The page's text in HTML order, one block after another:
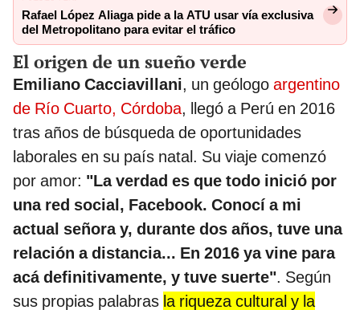
Rafael López Aliaga pide a la ATU usar vía exclusiva
del Metropolitano para evitar el tráfico
El origen de un sueño verde
Emiliano Cacciavillani, un geólogo argentino
de Río Cuarto, Córdoba, llegó a Perú en 2016
tras años de búsqueda de oportunidades
laborales en su país natal. Su viaje comenzó
por amor: "La verdad es que todo inició por
una red social, Facebook. Conocí a mi
actual señora y, durante dos años, tuve una
relación a distancia... En 2016 ya vine para
acá definitivamente, y tuve suerte". Según
sus propias palabras la riqueza cultural y la